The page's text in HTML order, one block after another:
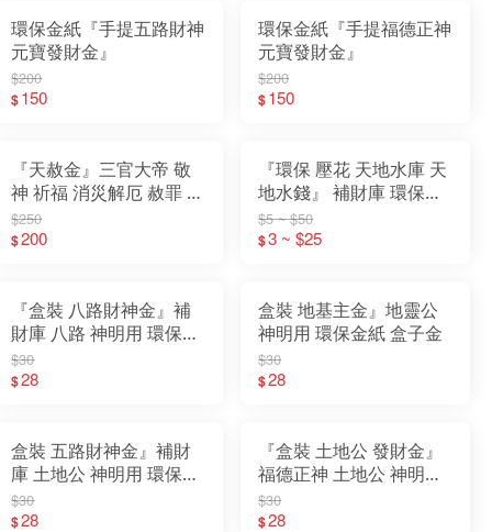
環保金紙『手提五路財神
元寶發財金』
$200
$150
環保金紙『手提福德正神
元寶發財金』
$200
$150
『天赦金』三官大帝 敬
神 祈福 消災解厄 赦罪 補
運 迴向 普渡 拜門口 玉帝
天公
$250
$200
『環保 壓花 天地水庫 天
地水錢』 補財庫 環保金
紙 天庫 地庫 水庫 天錢
地錢 水錢
$5 ~ $50
$3 ~ $25
『盒裝 八路財神金』補
財庫 八路 神明用 環保金
紙 盒子金
$30
$28
盒裝 地基主金』地靈公
神明用 環保金紙 盒子金
$30
$28
盒裝 五路財神金』補財
庫 土地公 神明用 環保金
紙 盒子金
$30
$28
『盒裝 土地公 發財金』
福德正神 土地公 神明用
環保金紙 盒子金
$30
$28